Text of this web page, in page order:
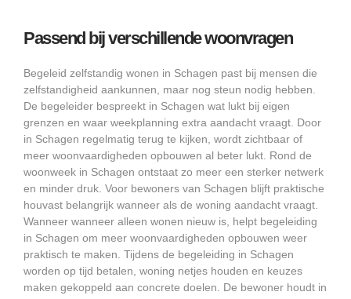
Passend bij verschillende woonvragen
Begeleid zelfstandig wonen in Schagen past bij mensen die
zelfstandigheid aankunnen, maar nog steun nodig hebben.
De begeleider bespreekt in Schagen wat lukt bij eigen
grenzen en waar weekplanning extra aandacht vraagt. Door
in Schagen regelmatig terug te kijken, wordt zichtbaar of
meer woonvaardigheden opbouwen al beter lukt. Rond de
woonweek in Schagen ontstaat zo meer een sterker netwerk
en minder druk. Voor bewoners van Schagen blijft praktische
houvast belangrijk wanneer als de woning aandacht vraagt.
Wanneer wanneer alleen wonen nieuw is, helpt begeleiding
in Schagen om meer woonvaardigheden opbouwen weer
praktisch te maken. Tijdens de begeleiding in Schagen
worden op tijd betalen, woning netjes houden en keuzes
maken gekoppeld aan concrete doelen. De bewoner houdt in